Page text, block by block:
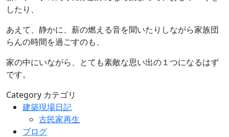
したり、
あえて、静かに、薪の燃える音を聞いたりしながら家族団
らんの時間を過ごすのも、
家の中にいながら、とても素敵な思い出の１つになるはず
です。
Category カテゴリ
建築現場日記
古民家再生
ブログ